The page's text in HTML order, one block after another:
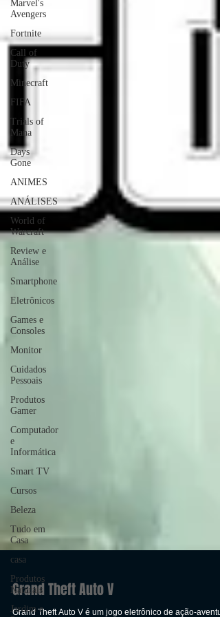
Marvel's
Avengers
Fortnite
Call of
Duty
Minecraft
FIFA
Trials of
Mana
Days
Gone
ANIMES
ANÁLISES
World of
Warcraft
Review e
Análise
Smartphone
Eletrônicos
Games e
Consoles
Monitor
Cuidados
Pessoais
Produtos
Gamer
Computador
e
Informática
Smart TV
Cursos
Beleza
Tudo em
Casa
casa
Produtos
Naturais
Jardim e